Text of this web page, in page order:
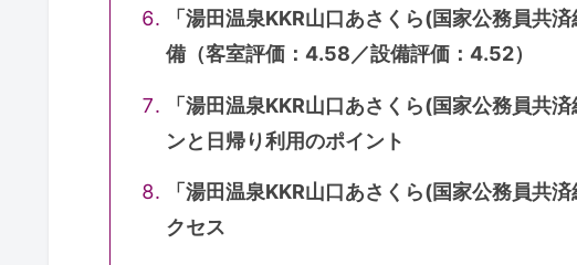
「湯田温泉KKR山口あさくら(国家公務員共
備（客室評価：4.58／設備評価：4.52）
「湯田温泉KKR山口あさくら(国家公務員共
ンと日帰り利用のポイント
「湯田温泉KKR山口あさくら(国家公務員共
クセス